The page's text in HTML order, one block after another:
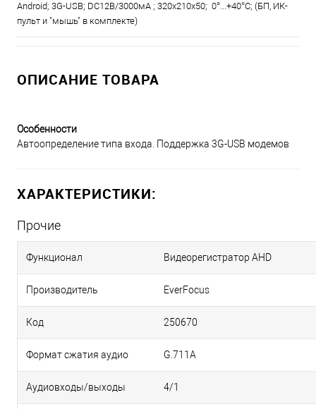
Android; 3G-USB; DC12B/3000мА ; 320х210х50; 0°...+40°C; (БП, ИК-
пульт и "мышь" в комплекте)
ОПИСАНИЕ ТОВАРА
Особенности
Автоопределение типа входа. Поддержка 3G-USB модемов
ХАРАКТЕРИСТИКИ:
Прочие
Функционал Видеорегистратор AHD
Производитель EverFocus
Код 250670
Формат сжатия аудио G.711A
Аудиовходы/выходы 4/1